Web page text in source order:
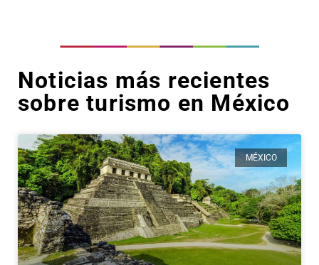
Noticias más recientes
sobre turismo en México
MÉXICO